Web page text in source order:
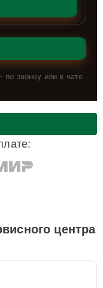
по звонку или в чате
центра